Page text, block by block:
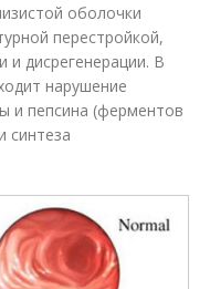
оболочки
перестройкой,
дисрегенерации. В
нарушение
и пепсина (ферментов
синтеза